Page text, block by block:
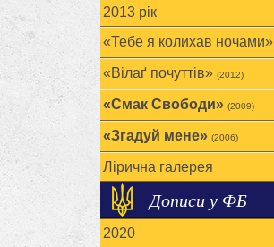
2013 рік
«Тебе я колихав ночами»
«Вілаґ почуттів» (2012)
«Смак Свободи» (2009)
«Згадуй мене» (2006)
Лірична галерея
Дописи у ФБ
2020